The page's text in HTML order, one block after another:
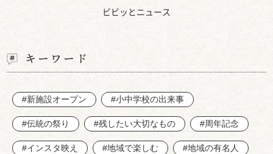
ビビッとニュース
キーワード
#新施設オープン #小中学校の出来事
#伝統の祭り #残したい大切なもの #周年記念
#インスタ映え #地域で楽しむ #地域の有名人